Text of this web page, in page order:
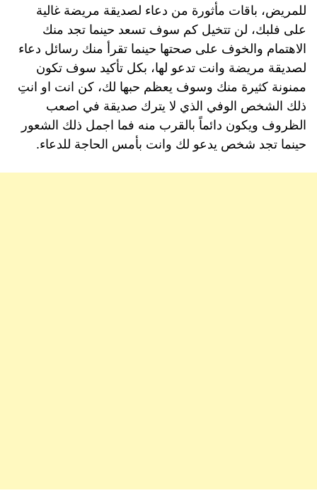
للمريض، باقات مأثورة من دعاء لصديقة مريضة غالية
على فلبك، لن تتخيل كم سوف تسعد حينما تجد منك
الاهتمام والخوف على صحتها حينما تقرأ منك رسائل دعاء
لصديقة مريضة وانت تدعو لها، بكل تأكيد سوف تكون
ممنونة كثيرة منك وسوف يعظم حبها لك، كن انت او انتِ
ذلك الشخص الوفي الذي لا يترك صديقة في اصعب
الظروف ويكون دائماً بالقرب منه فما اجمل ذلك الشعور
حينما تجد شخص يدعو لك وانت بأمس الحاجة للدعاء.